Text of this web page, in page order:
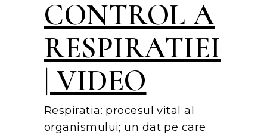
CONTROL A
RESPIRATIEI
| VIDEO
Respiratia: procesul vital al
organismului; un dat pe care